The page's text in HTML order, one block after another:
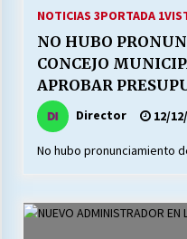
LABORAL:
13/07/
25/06/
¿Qué
NOTICIAS 3PORTADA 1
NO HUBO
CONCEJO
APROBAR
Director 12/
No hubo pronunciamiento